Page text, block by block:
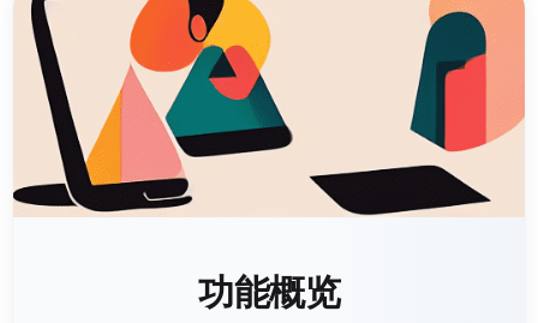
功能概览